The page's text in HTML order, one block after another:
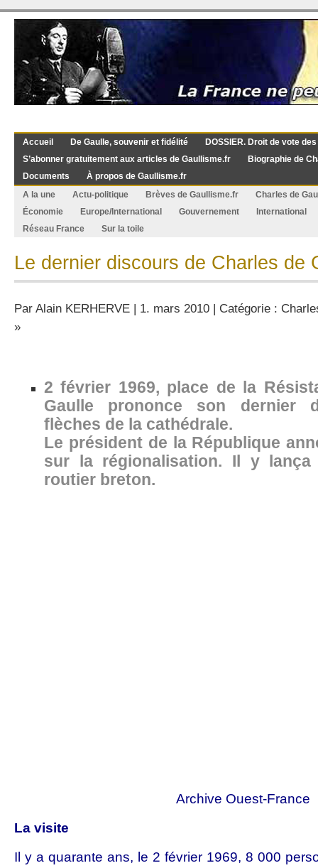
Accueil De Gaulle, souvenir et fidélité
DOSSIER. Droit de vote
S’abonner gratuitement aux articles de Gaullisme.fr
Biographie de
Documents
À propos de Gaullisme.fr
A la une
Actu-politique Brèves de Gaullisme.fr
Charles de
Économie
Europe/International Gouvernement
International
Réseau France
Sur la toile
Le dernier discours de Charles de
Par Alain KERHERVE | 1. mars 2010 | Catégorie :
»
2 février 1969, place de la
Gaulle prononce son dernier
flèches de la cathédrale.
Le président de la République
sur la régionalisation. Il y lança
routier breton.
Archive Ouest-France
La visite
Il y a quarante ans, le 2 février 1969, 8 000